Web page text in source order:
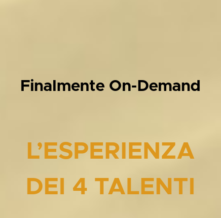
Finalmente On-Demand
L’ESPERIENZA
DEI 4 TALENTI